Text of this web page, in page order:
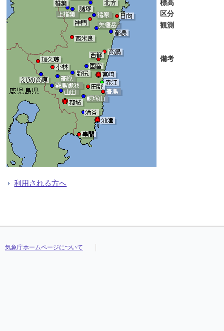
標高
区分
観測
備考
利用される方へ
気象庁ホームページについて